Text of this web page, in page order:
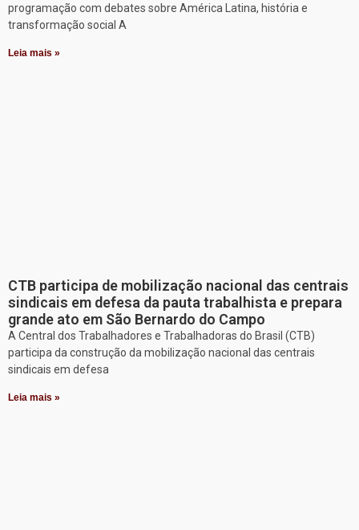
programação com debates sobre América Latina, história e
transformação social A
Leia mais »
CTB participa de mobilização nacional das centrais
sindicais em defesa da pauta trabalhista e prepara
grande ato em São Bernardo do Campo
A Central dos Trabalhadores e Trabalhadoras do Brasil (CTB)
participa da construção da mobilização nacional das centrais
sindicais em defesa
Leia mais »